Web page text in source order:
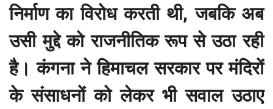
निर्माण का विरोध करती थी, जबकि अब
उसी मुद्दे को राजनीतिक रूप से उठा रही
है। कंगना ने हिमाचल सरकार पर मंदिरों
के संसाधनों को लेकर भी सवाल उठाए